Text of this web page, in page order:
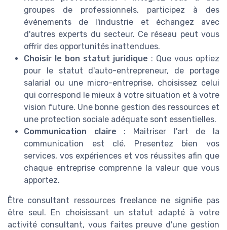
groupes de professionnels, participez à des
événements de l'industrie et échangez avec
d'autres experts du secteur. Ce réseau peut vous
offrir des opportunités inattendues.
Choisir le bon statut juridique : Que vous optiez
pour le statut d'auto-entrepreneur, de portage
salarial ou une micro-entreprise, choisissez celui
qui correspond le mieux à votre situation et à votre
vision future. Une bonne gestion des ressources et
une protection sociale adéquate sont essentielles.
Communication claire : Maitriser l'art de la
communication est clé. Presentez bien vos
services, vos expériences et vos réussites afin que
chaque entreprise comprenne la valeur que vous
apportez.
Être consultant ressources freelance ne signifie pas
être seul. En choisissant un statut adapté à votre
activité consultant, vous faites preuve d'une gestion